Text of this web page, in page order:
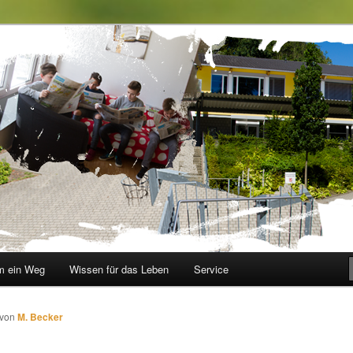
im Walbachtal
ein Weg Wissen für das Leben Service
von M. Becker